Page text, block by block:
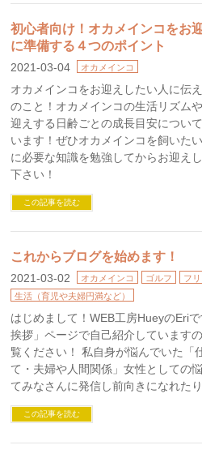
初心者向け！オカメインコをお
に準備する４つのポイント
2021-03-04 オカメインコ
オカメインコをお迎えしたい人に伝
のこと！オカメインコの生活リズム
迎えする日齢ごとの成長目安につい
います！ぜひオカメインコを飼いた
に必要な知識を勉強してからお迎え
下さい！
この記事を読む
これからブログを始めます！
2021-03-02 オカメインコ ゴルフ
フ
生活（育児や夫婦円満など）
はじめまして！WEB工房HueyのEri
挨拶」ページで自己紹介しています
覧ください！ 私自身が悩んでいた「
て・夫婦や人間関係」女性としての
てみなさんに発信し前向きになれた
この記事を読む